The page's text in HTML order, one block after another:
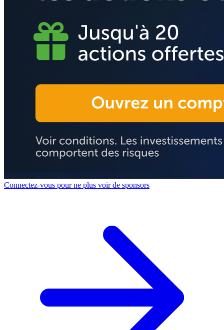
Connectez-vous pour ne plus voir de sponsors